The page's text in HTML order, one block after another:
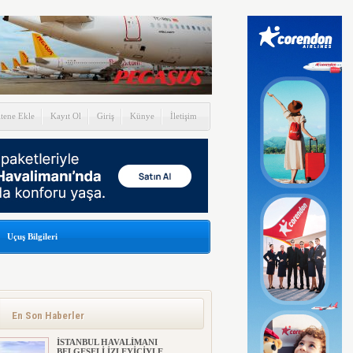
Ekle Kayıt Ol Giriş Künye İletişim
Uçuş Bilgileri
En Son Haberler
İSTANBUL HAVALİMANI